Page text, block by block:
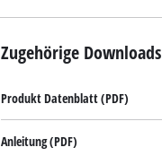
Zugehörige Downloads
Produkt Datenblatt (PDF)
Anleitung (PDF)